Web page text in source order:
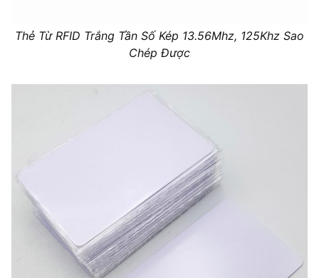
Thẻ Từ RFID Trắng Tần Số Kép 13.56Mhz, 125Khz Sao
Chép Được